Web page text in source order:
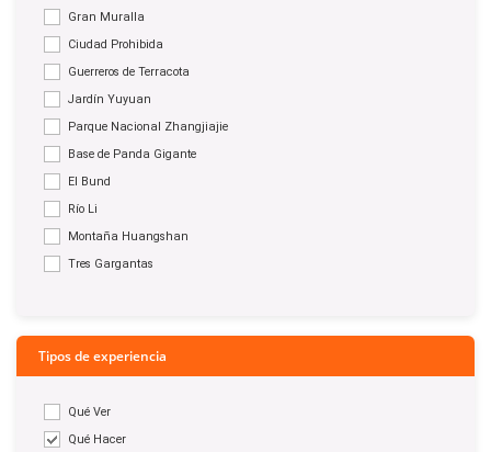
Gran Muralla
Ciudad Prohibida
Guerreros de Terracota
Jardín Yuyuan
Parque Nacional Zhangjiajie
Base de Panda Gigante
El Bund
Río Li
Montaña Huangshan
Tres Gargantas
Tipos de experiencia
Qué Ver
Qué Hacer